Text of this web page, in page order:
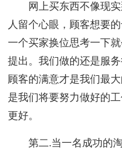
网上买东西不像现实
人留个心眼，顾客想要
一个买家换位思考一下
提出。我们做的还是服
顾客的满意才是我们最
是我们将要努力做好的
更好。
第二.当一名成功的淘